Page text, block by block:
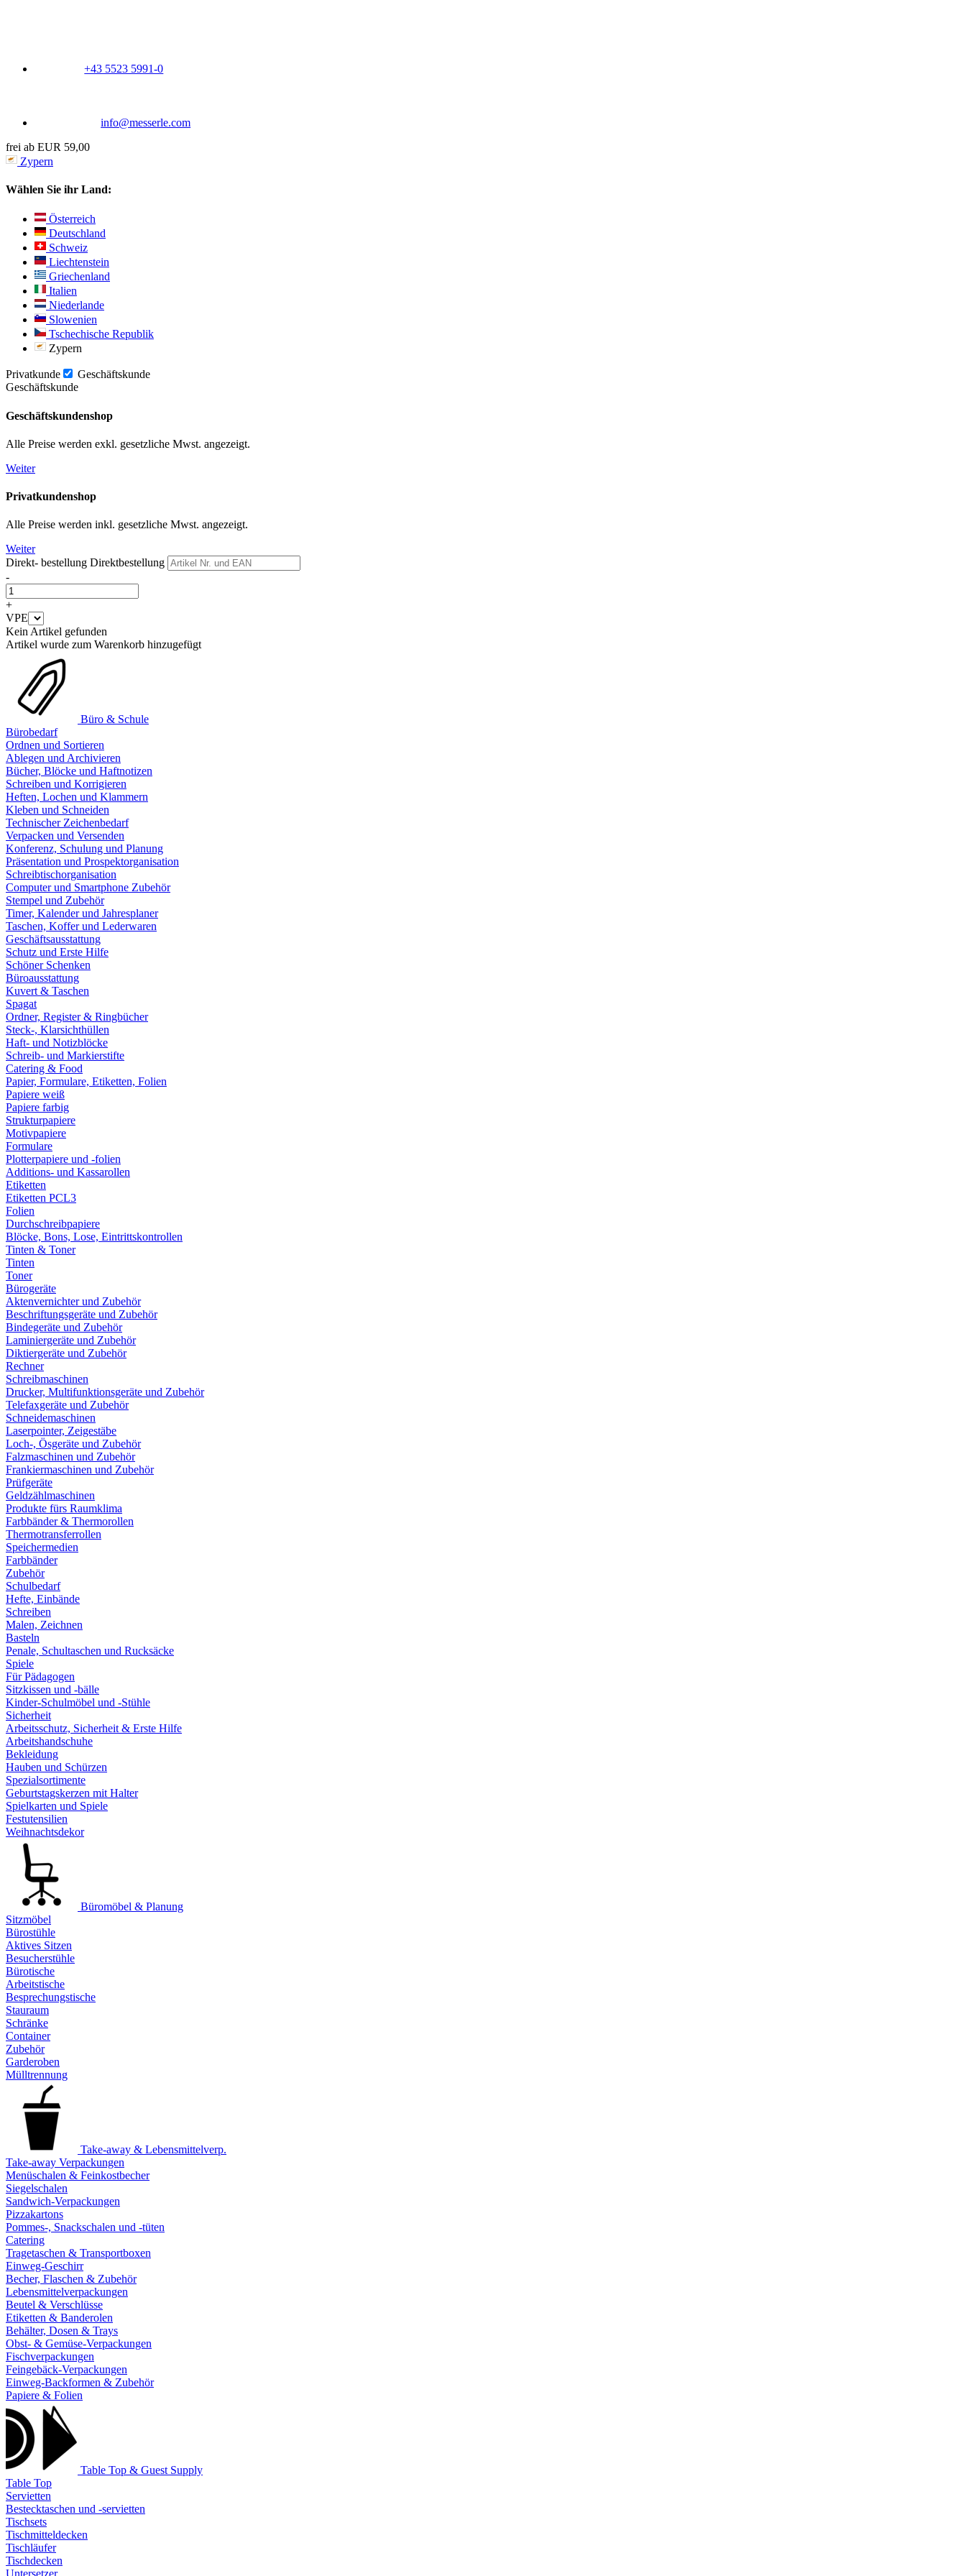
+43 5523 5991-0
info@messerle.com
frei ab EUR 59,00
Zypern
Wählen Sie ihr Land:
Österreich
Deutschland
Schweiz
Liechtenstein
Griechenland
Italien
Niederlande
Slowenien
Tschechische Republik
Zypern
Privatkunde
Geschäftskunde
Geschäftskunde
Geschäftskundenshop
Alle Preise werden exkl. gesetzliche Mwst. angezeigt.
Weiter
Privatkundenshop
Alle Preise werden inkl. gesetzliche Mwst. angezeigt.
Weiter
Direkt- bestellung Direktbestellung
-
+
VPE
Kein Artikel gefunden
Artikel wurde zum Warenkorb hinzugefügt
Büro & Schule
Bürobedarf
Ordnen und Sortieren
Ablegen und Archivieren
Bücher, Blöcke und Haftnotizen
Schreiben und Korrigieren
Heften, Lochen und Klammern
Kleben und Schneiden
Technischer Zeichenbedarf
Verpacken und Versenden
Konferenz, Schulung und Planung
Präsentation und Prospektorganisation
Schreibtischorganisation
Computer und Smartphone Zubehör
Stempel und Zubehör
Timer, Kalender und Jahresplaner
Taschen, Koffer und Lederwaren
Geschäftsausstattung
Schutz und Erste Hilfe
Schöner Schenken
Büroausstattung
Kuvert & Taschen
Spagat
Ordner, Register & Ringbücher
Steck-, Klarsichthüllen
Haft- und Notizblöcke
Schreib- und Markierstifte
Catering & Food
Papier, Formulare, Etiketten, Folien
Papiere weiß
Papiere farbig
Strukturpapiere
Motivpapiere
Formulare
Plotterpapiere und -folien
Additions- und Kassarollen
Etiketten
Etiketten PCL3
Folien
Durchschreibpapiere
Blöcke, Bons, Lose, Eintrittskontrollen
Tinten & Toner
Tinten
Toner
Bürogeräte
Aktenvernichter und Zubehör
Beschriftungsgeräte und Zubehör
Bindegeräte und Zubehör
Laminiergeräte und Zubehör
Diktiergeräte und Zubehör
Rechner
Schreibmaschinen
Drucker, Multifunktionsgeräte und Zubehör
Telefaxgeräte und Zubehör
Schneidemaschinen
Laserpointer, Zeigestäbe
Loch-, Ösgeräte und Zubehör
Falzmaschinen und Zubehör
Frankiermaschinen und Zubehör
Prüfgeräte
Geldzählmaschinen
Produkte fürs Raumklima
Farbbänder & Thermorollen
Thermotransferrollen
Speichermedien
Farbbänder
Zubehör
Schulbedarf
Hefte, Einbände
Schreiben
Malen, Zeichnen
Basteln
Penale, Schultaschen und Rucksäcke
Spiele
Für Pädagogen
Sitzkissen und -bälle
Kinder-Schulmöbel und -Stühle
Sicherheit
Arbeitsschutz, Sicherheit & Erste Hilfe
Arbeitshandschuhe
Bekleidung
Hauben und Schürzen
Spezialsortimente
Geburtstagskerzen mit Halter
Spielkarten und Spiele
Festutensilien
Weihnachtsdekor
Büromöbel & Planung
Sitzmöbel
Bürostühle
Aktives Sitzen
Besucherstühle
Bürotische
Arbeitstische
Besprechungstische
Stauraum
Schränke
Container
Zubehör
Garderoben
Mülltrennung
Take-away & Lebensmittelverp.
Take-away Verpackungen
Menüschalen & Feinkostbecher
Siegelschalen
Sandwich-Verpackungen
Pizzakartons
Pommes-, Snackschalen und -tüten
Catering
Tragetaschen & Transportboxen
Einweg-Geschirr
Becher, Flaschen & Zubehör
Lebensmittelverpackungen
Beutel & Verschlüsse
Etiketten & Banderolen
Behälter, Dosen & Trays
Obst- & Gemüse-Verpackungen
Fischverpackungen
Feingebäck-Verpackungen
Einweg-Backformen & Zubehör
Papiere & Folien
Table Top & Guest Supply
Table Top
Servietten
Bestecktaschen und -servietten
Tischsets
Tischmitteldecken
Tischläufer
Tischdecken